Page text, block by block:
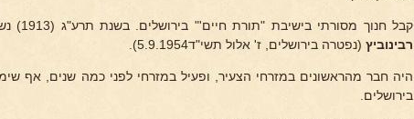
קבל חנוך מסורתי בישיבת "תורת חיים'" בירושלים. בשנת תרע"ג (1913) נשא לאשת את
רבינוביץ (נפטרה בירושלים, ז' אלול תשי"ד5.9.1954).
היה חבר מהראשונים במזרחי הצעיר, ופעיל במזרחי לפני כמה שנים, אף
בירושלים.